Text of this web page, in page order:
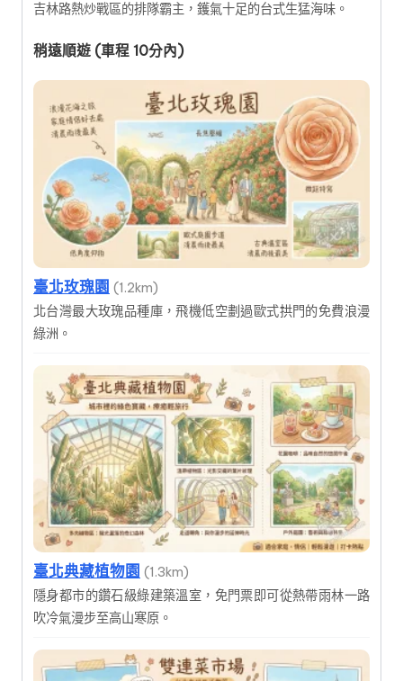
吉林路熱炒戰區的排隊霸主，鑊氣十足的台式生猛海味。
稍遠順遊 (車程 10分內)
臺北玫瑰園 (1.2km)
北台灣最大玫瑰品種庫，飛機低空劃過歐式拱門的免費浪漫
綠洲。
臺北典藏植物園 (1.3km)
隱身都市的鑽石級綠建築溫室，免門票即可從熱帶雨林一路
吹冷氣漫步至高山寒原。